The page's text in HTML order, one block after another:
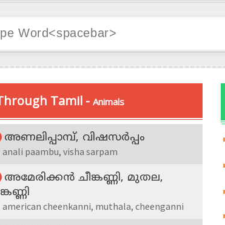
Tamil -Animals
അണലിപ്പാമ്പ്‌, വിഷസര്‍പ്പം
anali paambu, visha sarpam
അമേരിക്കന്‍ ചീങ്കണ്ണി, മുതല,
american cheenkanni, muthala, cheenganni